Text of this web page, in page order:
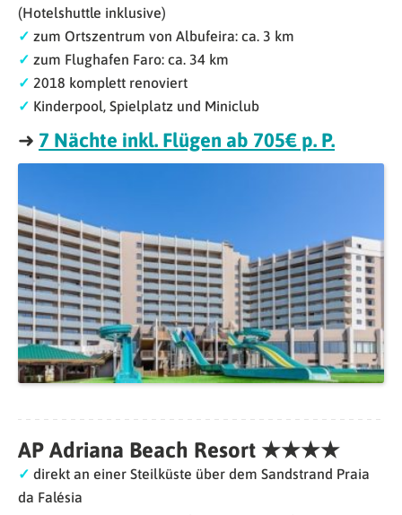
(Hotelshuttle inklusive)
✓ zum Ortszentrum von Albufeira: ca. 3 km
✓ zum Flughafen Faro: ca. 34 km
✓ 2018 komplett renoviert
✓ Kinderpool, Spielplatz und Miniclub
➜ 7 Nächte inkl. Flügen ab 705€ p. P.
AP Adriana Beach Resort ★★★★
✓ direkt an einer Steilküste über dem Sandstrand Praia
da Falésia